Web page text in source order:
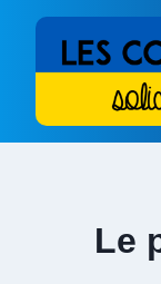
contenu
Le